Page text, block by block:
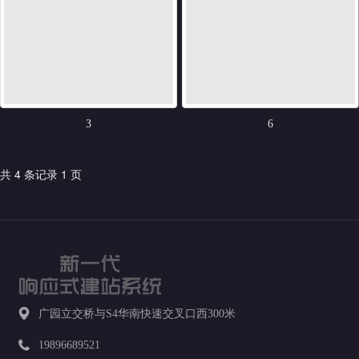
3 6
共 4 条记录 1 页
广园立交桥与S4华南快速交叉口西300米
19896689521